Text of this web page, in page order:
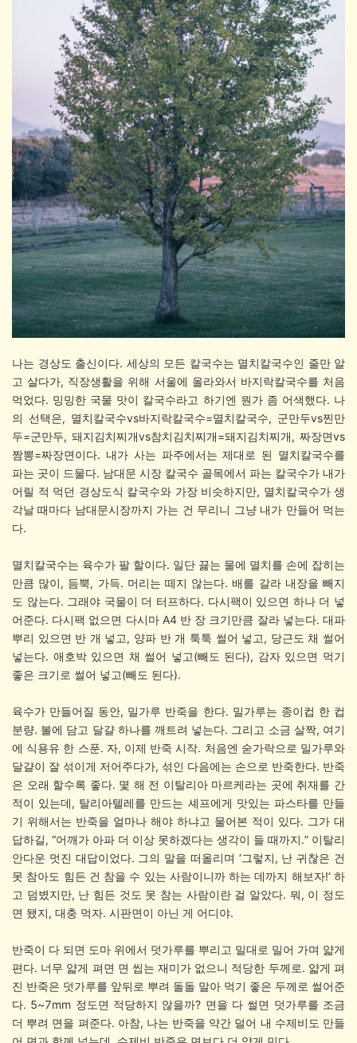
나는 경상도 출신이다. 세상의 모든 칼국수는 멸치칼국수인 줄만 알
고 살다가, 직장생활을 위해 서울에 올라와서 바지락칼국수를 처음
먹었다. 밍밍한 국물 맛이 칼국수라고 하기엔 뭔가 좀 어색했다. 나
의 선택은, 멸치칼국수vs바지락칼국수=멸치칼국수, 군만두vs찐만
두=군만두, 돼지김치찌개vs참치김치찌개=돼지김치찌개, 짜장면vs
짬뽕=짜장면이다. 내가 사는 파주에서는 제대로 된 멸치칼국수를
파는 곳이 드물다. 남대문 시장 칼국수 골목에서 파는 칼국수가 내가
어릴 적 먹던 경상도식 칼국수와 가장 비슷하지만, 멸치칼국수가 생
각날 때마다 남대문시장까지 가는 건 무리니 그냥 내가 만들어 먹는
다.
멸치칼국수는 육수가 팔 할이다. 일단 끓는 물에 멸치를 손에 잡히는
만큼 많이, 듬뿍, 가득. 머리는 떼지 않는다. 배를 갈라 내장을 빼지
도 않는다. 그래야 국물이 더 터프하다. 다시팩이 있으면 하나 더 넣
어준다. 다시팩 없으면 다시마 A4 반 장 크기만큼 잘라 넣는다. 대파
뿌리 있으면 반 개 넣고, 양파 반 개 툭툭 썰어 넣고, 당근도 채 썰어
넣는다. 애호박 있으면 채 썰어 넣고(빼도 된다), 감자 있으면 먹기
좋은 크기로 썰어 넣고(빼도 된다).
육수가 만들어질 동안, 밀가루 반죽을 한다. 밀가루는 종이컵 한 컵
분량. 볼에 담고 달걀 하나를 깨트려 넣는다. 그리고 소금 살짝, 여기
에 식용유 한 스푼. 자, 이제 반죽 시작. 처음엔 숟가락으로 밀가루와
달걀이 잘 섞이게 저어주다가, 섞인 다음에는 손으로 반죽한다. 반죽
은 오래 할수록 좋다. 몇 해 전 이탈리아 마르케라는 곳에 취재를 간
적이 있는데, 탈리아텔레를 만드는 셰프에게 맛있는 파스타를 만들
기 위해서는 반죽을 얼마나 해야 하냐고 물어본 적이 있다. 그가 대
답하길, “어깨가 아파 더 이상 못하겠다는 생각이 들 때까지.” 이탈리
안다운 멋진 대답이었다. 그의 말을 떠올리며 ‘그렇지, 난 귀찮은 건
못 참아도 힘든 건 참을 수 있는 사람이니까 하는 데까지 해보자!’ 하
고 덤볐지만, 난 힘든 것도 못 참는 사람이란 걸 알았다. 뭐, 이 정도
면 됐지, 대충 먹자. 시판면이 아닌 게 어디야.
반죽이 다 되면 도마 위에서 덧가루를 뿌리고 밀대로 밀어 가며 얇게
편다. 너무 얇게 펴면 면 씹는 재미가 없으니 적당한 두께로. 얇게 펴
진 반죽은 덧가루를 앞뒤로 뿌려 돌돌 말아 먹기 좋은 두께로 썰어준
다. 5~7mm 정도면 적당하지 않을까? 면을 다 썰면 덧가루를 조금
더 뿌려 면을 펴준다. 아참, 나는 반죽을 약간 덜어 내 수제비도 만들